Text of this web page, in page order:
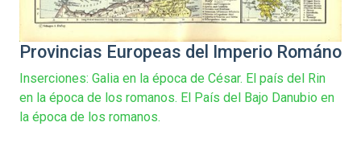
Provincias Europeas del Imperio Románo
Inserciones: Galia en la época de César. El país del Rin
en la época de los romanos. El País del Bajo Danubio en
la época de los romanos.